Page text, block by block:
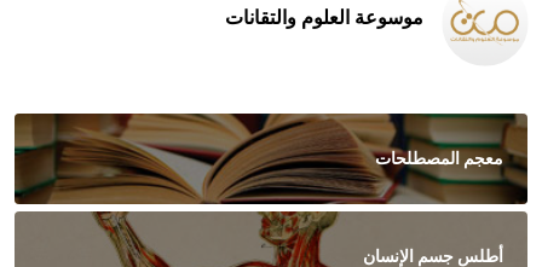
موسوعة العلوم والتقانات
معجم المصطلحات
أطلس جسم الإنسان